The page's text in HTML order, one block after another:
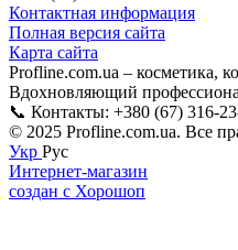
Контактная информация
Полная версия сайта
Карта сайта
Profline.com.ua – косметика,
Вдохновляющий
📞 Контакты: +380 (67) 316-
© 2025 Profline.com.ua. Все
Укр Рус
Интернет-магазин
создан с Хорошоп